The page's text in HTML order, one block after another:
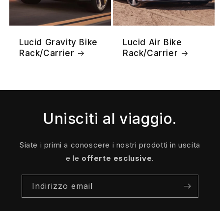
Lucid Gravity Bike
Rack/Carrier
Lucid Air Bike
Rack/Carrier
Unisciti al viaggio.
Siate i primi a conoscere i nostri prodotti in uscita
e le offerte esclusive.
Indirizzo email